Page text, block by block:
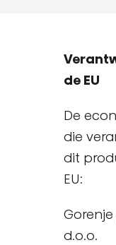
de EU
De
die
dit
EU:
d.o.o.